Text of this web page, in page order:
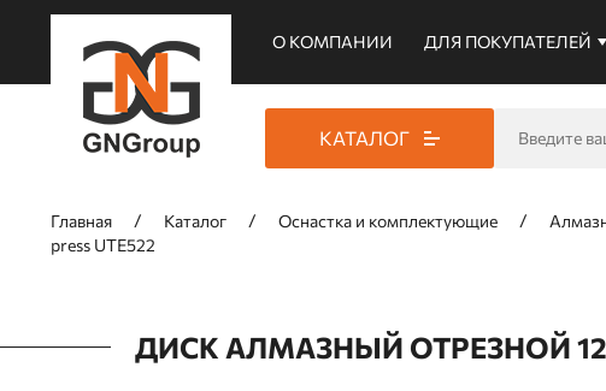
О КОМПАНИИ ДЛЯ ПОКУПАТЕЛЕЙ
КАТАЛОГ
Главная Каталог Оснастка и комплектующие
press UTE522
ДИСК АЛМАЗНЫЙ ОТРЕЗНОЙ